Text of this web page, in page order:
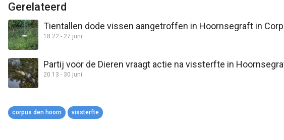
Gerelateerd
Tientallen dode vissen aangetroffen in Hoornsegraft in
18:22 - 27 juni
Partij voor de Dieren vraagt actie na vissterfte in
20:13 - 30 juni
corpus den hoorn vissterfte